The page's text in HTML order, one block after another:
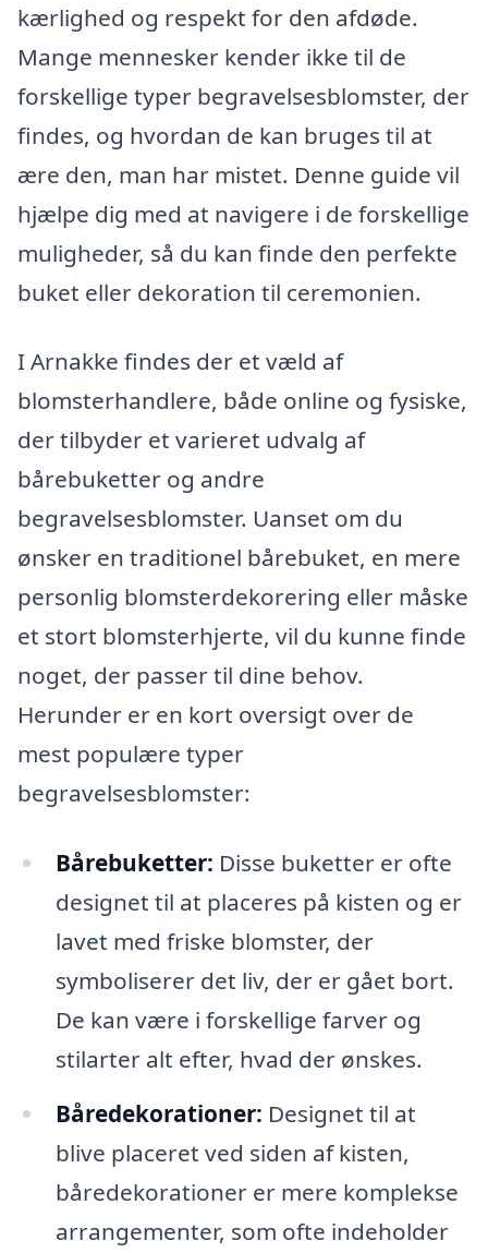
kærlighed og respekt for den afdøde.
Mange mennesker kender ikke til de
forskellige typer begravelsesblomster, der
findes, og hvordan de kan bruges til at
ære den, man har mistet. Denne guide vil
hjælpe dig med at navigere i de forskellige
muligheder, så du kan finde den perfekte
buket eller dekoration til ceremonien.
I Arnakke findes der et væld af
blomsterhandlere, både online og fysiske,
der tilbyder et varieret udvalg af
bårebuketter og andre
begravelsesblomster. Uanset om du
ønsker en traditionel bårebuket, en mere
personlig blomsterdekorering eller måske
et stort blomsterhjerte, vil du kunne finde
noget, der passer til dine behov.
Herunder er en kort oversigt over de
mest populære typer
begravelsesblomster:
Bårebuketter: Disse buketter er ofte
designet til at placeres på kisten og er
lavet med friske blomster, der
symboliserer det liv, der er gået bort.
De kan være i forskellige farver og
stilarter alt efter, hvad der ønskes.
Båredekorationer: Designet til at
blive placeret ved siden af kisten,
båredekorationer er mere komplekse
arrangementer, som ofte indeholder